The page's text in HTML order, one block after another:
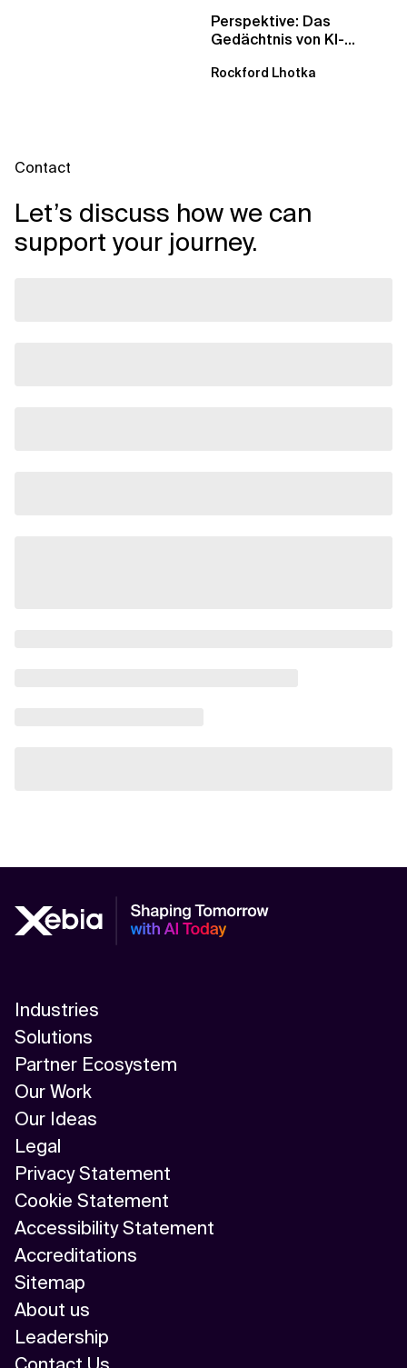
Perspektive: Das
Gedächtnis von KI-
dem...
Rockford Lhotka
Contact
Let’s discuss how we can
support your journey.
Industries
Solutions
Partner Ecosystem
Our Work
Our Ideas
Legal
Privacy Statement
Cookie Statement
Accessibility Statement
Accreditations
Sitemap
About us
Leadership